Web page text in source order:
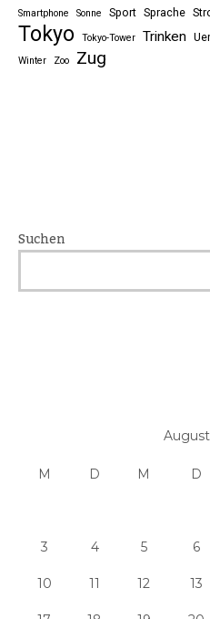
Smartphone Sonne Sport Sprache
Tokyo Tokyo-Tower Trinken
Winter Zoo Zug
Suchen
M D M D
3 4 5 6
10 11 12 13